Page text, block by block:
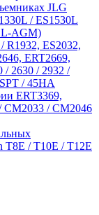
JLG
/ ES1530L
AGM)
R1932, ES2032,
ERT2669,
/ 2630 / 2932 /
/ 45HA
ERT3369,
CM2033 / CM2046
T8E / T10E / T12E